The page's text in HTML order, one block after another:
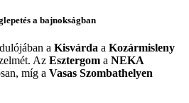
a bajnokságban
a Kisvárda a Kozármisleny
Az Esztergom a NEKA
míg a Vasas Szombathelyen